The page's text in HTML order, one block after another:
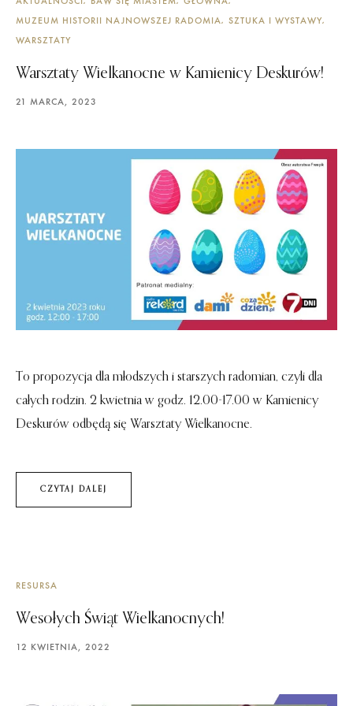
MUZEUM HISTORII NAJNOWSZEJ RADOMIA
SZTUKA I WYSTAWY
WARSZTATY
Warsztaty Wielkanocne w Kamienicy Deskurów!
21 MARCA, 2023
To propozycja dla młodszych i starszych radomian, czyli dla
całych rodzin. 2 kwietnia w godz. 12.00-17.00 w Kamienicy
Deskurów odbędą się Warsztaty Wielkanocne.
CZYTAJ DALEJ
RESURSA
Wesołych Świąt Wielkanocnych!
12 KWIETNIA, 2022